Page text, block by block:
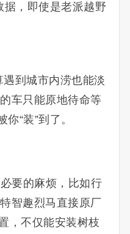
据，即使是老派越野
到城市内涝也能淡
车只能原地待命等
“装”到了。
要的麻烦，比如行
智趣烈马直接原厂
，不仅能安装树枝